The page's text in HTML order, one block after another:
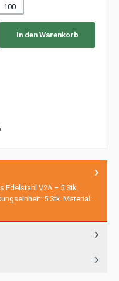
100
In den Warenkorb
Edelstahl V2A – 5 Stk.
5 Stk. Material: